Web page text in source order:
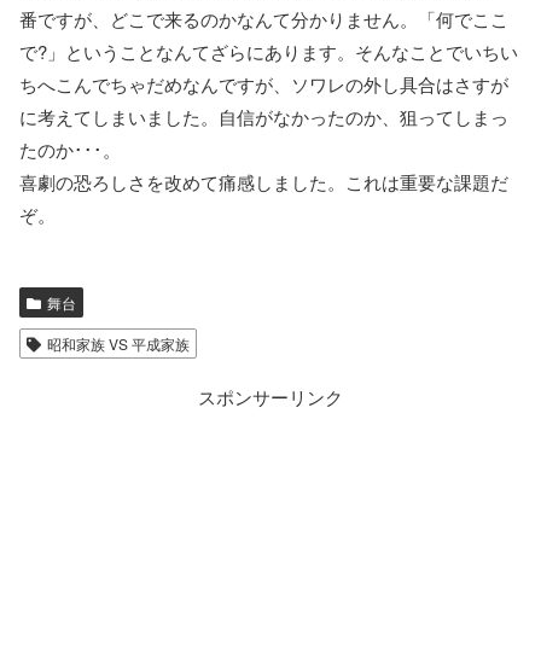
番ですが、どこで来るのかなんて分かりません。「何でここ
で?」ということなんてざらにあります。そんなことでいちい
ちへこんでちゃだめなんですが、ソワレの外し具合はさすが
に考えてしまいました。自信がなかったのか、狙ってしまっ
たのか･･･。
喜劇の恐ろしさを改めて痛感しました。これは重要な課題だ
ぞ。
舞台
昭和家族 VS 平成家族
スポンサーリンク